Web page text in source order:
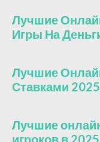
Лучшие
Игры На
Лучшие
Ставками
Лучшие
игроков в